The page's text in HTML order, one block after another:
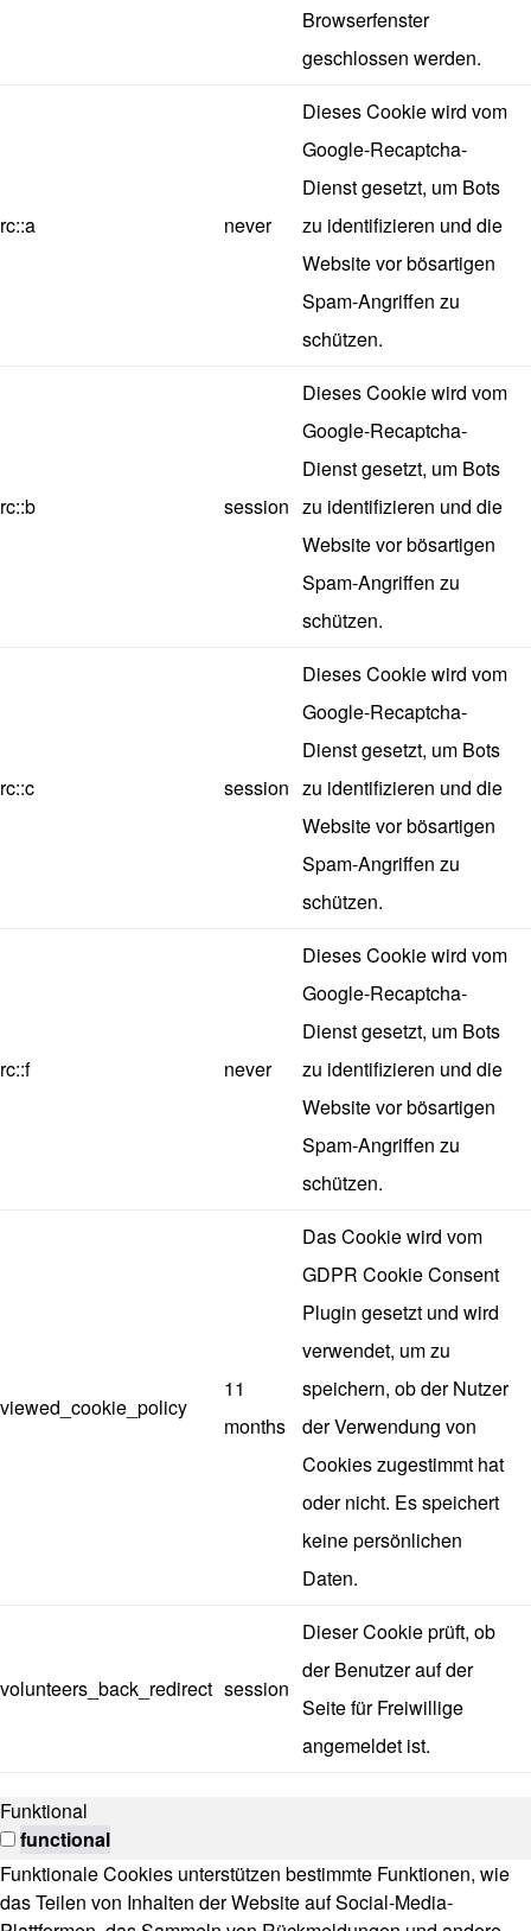
Browserfenster
geschlossen werden.
rc::a never
Dieses Cookie wird vom
Google-Recaptcha-
Dienst gesetzt, um Bots
zu identifizieren und die
Website vor bösartigen
Spam-Angriffen zu
schützen.
rc::b session
Dieses Cookie wird vom
Google-Recaptcha-
Dienst gesetzt, um Bots
zu identifizieren und die
Website vor bösartigen
Spam-Angriffen zu
schützen.
rc::c session
Dieses Cookie wird vom
Google-Recaptcha-
Dienst gesetzt, um Bots
zu identifizieren und die
Website vor bösartigen
Spam-Angriffen zu
schützen.
rc::f never
Dieses Cookie wird vom
Google-Recaptcha-
Dienst gesetzt, um Bots
zu identifizieren und die
Website vor bösartigen
Spam-Angriffen zu
schützen.
viewed_cookie_policy
11
months
Das Cookie wird vom
GDPR Cookie Consent
Plugin gesetzt und wird
verwendet, um zu
speichern, ob der Nutzer
der Verwendung von
Cookies zugestimmt hat
oder nicht. Es speichert
keine persönlichen
Daten.
volunteers_back_redirect session
Dieser Cookie prüft, ob
der Benutzer auf der
Seite für Freiwillige
angemeldet ist.
Funktional
functional
Funktionale Cookies unterstützen bestimmte Funktionen, wie
das Teilen von Inhalten der Website auf Social-Media-